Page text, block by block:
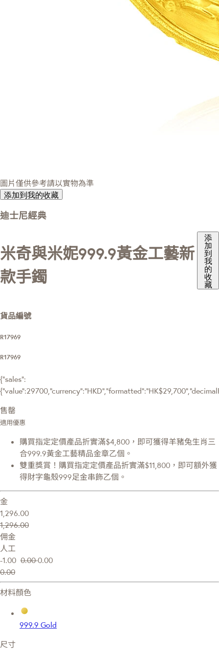
圖片僅供參考請以實物為準
添加到我的收藏
迪士尼經典
米奇與米妮999.9黃金工藝新
款手鐲
添
加
到
我
的
收
藏
貨品編號
R17969
R17969
{"sales":
售罄
適用優惠
購買指定定價產品折實滿$4,800，即可獲得羊豬兔生肖三
合999.9黃金工藝精品金章乙個。
雙重獎賞！購買指定定價產品折實滿$11,800，即可額外獲
得財字龜殼999足金串飾乙個。
金
1,296.00
1,296.00
佣金
人工
-1.00 0.000.00
0.00
材料顏色
999.9 Gold
尺寸